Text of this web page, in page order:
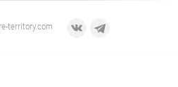
VK Telegram
territory.com